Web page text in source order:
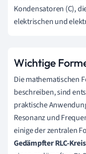
Kondensatoren (C),
elektrischen und
Wichtige
Die mathematischen
beschreiben, sind
praktische
Resonanz und
einige der zentralen
Gedämpfter RLC-Kreis